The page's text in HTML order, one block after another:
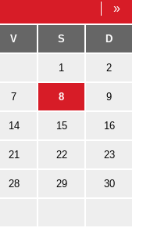
»
V S D
1 2
7 8 9
14 15 16
21 22 23
28 29 30